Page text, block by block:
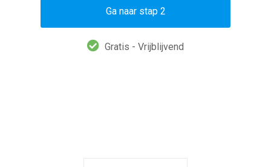
Ga naar stap 2
Gratis - Vrijblijvend